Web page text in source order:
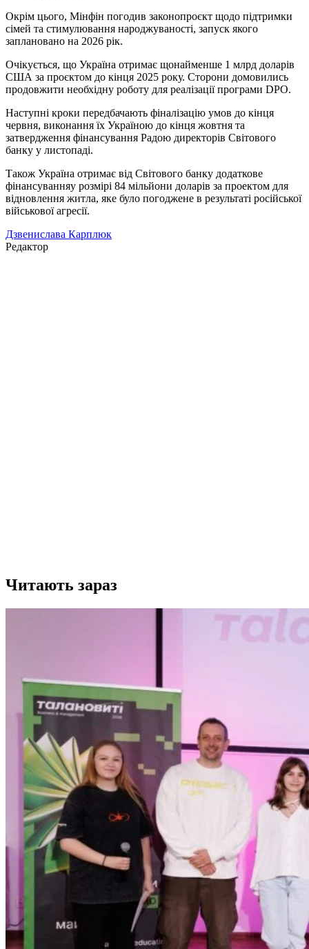
Окрім цього, Мінфін погодив законопроєкт щодо підтримки
сімей та стимулювання народжуваності, запуск якого
заплановано на 2026 рік.
Очікується, що Україна отримає щонайменше 1 млрд доларів
США за проєктом до кінця 2025 року. Сторони домовились
продовжити необхідну роботу для реалізації програми DPO.
Наступні кроки передбачають фіналізацію умов до кінця
червня, виконання їх Україною до кінця жовтня та
затвердження фінансування Радою директорів Світового
банку у листопаді.
Також Україна отримає від Світового банку додаткове
фінансуванняу розмірі 84 мільйони доларів за проектом для
відновлення житла, яке було погоджене в результаті російської
військової агресії.
Дзвенислава Карплюк
Редактор
Читають зараз